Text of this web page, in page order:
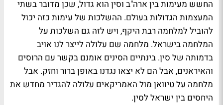
החשש מעימות בין ארה"ב וסין הוא גדול, שכן מדובר בשתי
המעצמות הגדולות בעולם. ההשלכות של עימות כזה יכול
להוביל למלחמה רבת היקף, ויש לזה גם השלכות על
המלחמה בישראל. מלחמה שם עלולה לייצר לנו אויב
בדמותה של סין. בינתיים הסינים אומנם בקשר עם הרוסים
והאיראנים, אבל הם לא יצאו נגדנו באופן ברור וחזק. אבל
מלחמה על טיוואן מול האמריקאים עלולה להגדיר מחדש את
היחסים בין ישראל לסין.